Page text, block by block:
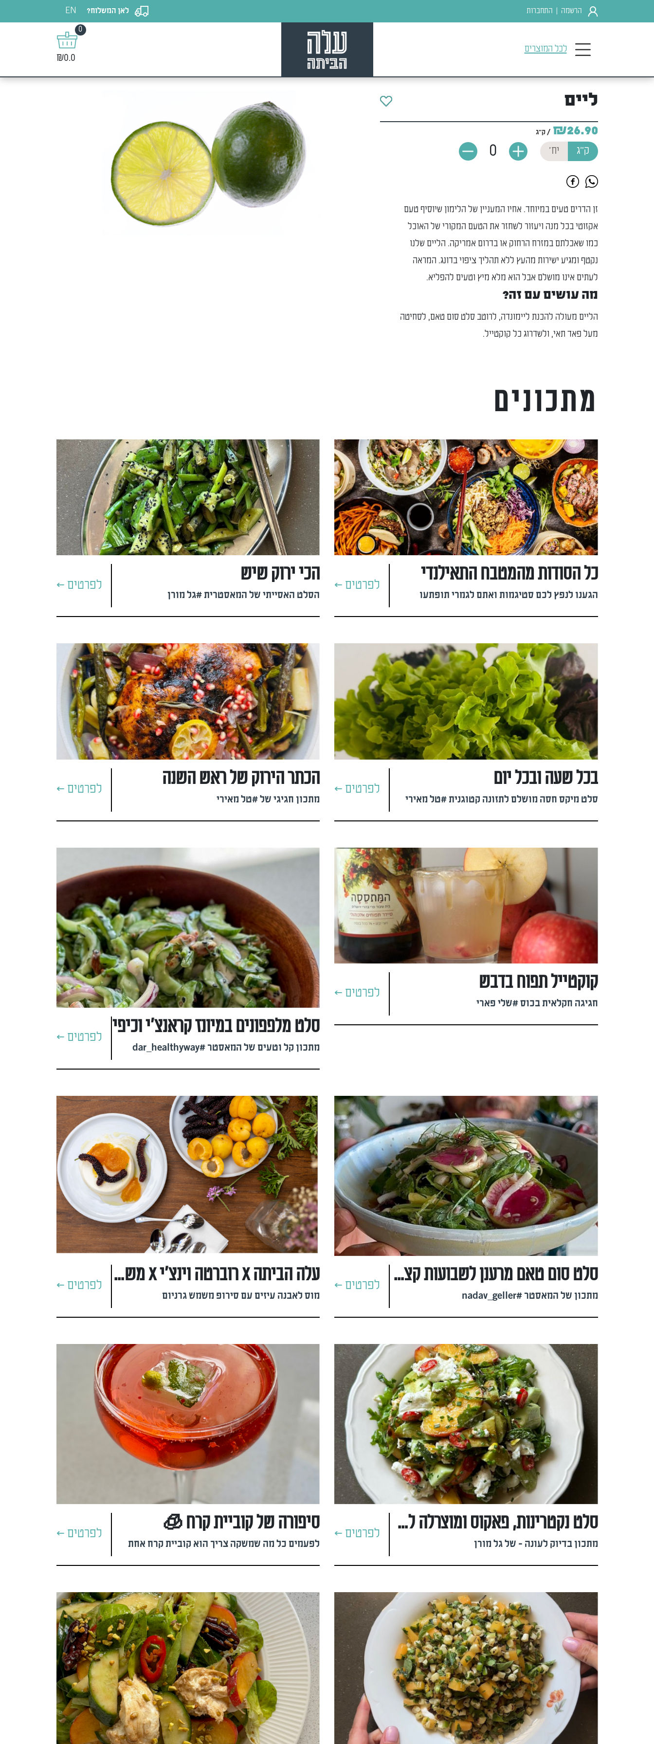
הרשמה התחברות לאן המשלוח? EN
לכל המוצרים
0
₪0.0
ליים
₪26.90 / ק"ג
ק"ג יח' 0
זן הדרים טעים במיוחד. אחיו המעניין של הלימון שיוסיף טעם
אקזוטי בכל מנה ויעזור לשחזר את הטעם המקורי של האוכל
כמו שאכלתם במזרח הרחוק או בדרום אמריקה. הליים שלנו
נקטף ומגיע ישירות מהעץ ללא תהליך ציפוי בדונג. המראה
לעתים אינו מושלם אבל הוא מלא מיץ וטעים להפליא.
מה עושים עם זה?
הליים מעולה להכנת ליימונדה, לרוטב סלט סום טאם, לסחיטה
מעל פאד תאי, ולשדרוג כל קוקטייל.
מתכונים
כל הסודות מהמטבח התאילנדי
הגענו לנפץ לכם סטיגמות ואתם לגמרי תופתעו
לפרטים >
הכי ירוק שיש
הסלט האסייתי של המאסטרית #גל מורן
לפרטים >
בכל שעה ובכל יום
סלט מיקס חסה מושלם לתזונה קטוגנית #טל מאירי
לפרטים >
הכתר הירוק של ראש השנה
מתכון חגיגי של #טל מאירי
לפרטים >
קוקטייל תפוח בדבש
חגיגה חקלאית בכוס #שלי פארי
לפרטים >
סלט מלפפונים במיונז קראנצ'י וכיפי
מתכון קל וטעים של המאסטר #dar_healthyway
לפרטים >
סלט סום טאם מרענן לשבועות קצת אחר
מתכון של המאסטר #nadav_geller
לפרטים >
עלה הביתה x רוברטה וינצ'י x משק יעקבס
מוס לאבנה עיזים עם סירופ משמש גרניום
לפרטים >
סלט נקטרינות, פאקוס ומוצרלה לשבועות!
מתכון בדיוק לעונה - של גל מורן
לפרטים >
סיפורה של קוביית קרח 🧊
לפעמים כל מה שמשקה צריך הוא קוביית קרח אחת
לפרטים >